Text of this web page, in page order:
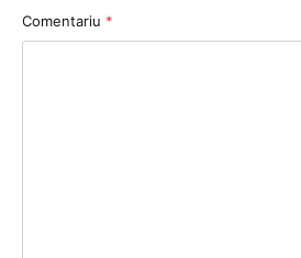
Comentariu *